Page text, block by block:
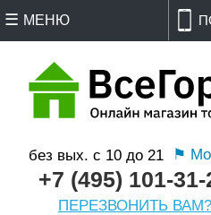
без вых. с 10 до 21 ⚑
+7 (495) 101-31-
ПЕРЕЗВОНИТЬ ВАМ?
МЕНЮ